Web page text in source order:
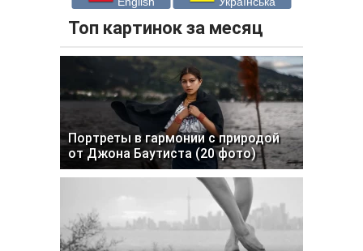
Топ картинок за месяц
Портреты в гармонии с природой
от Джона Баутиста (20 фото)